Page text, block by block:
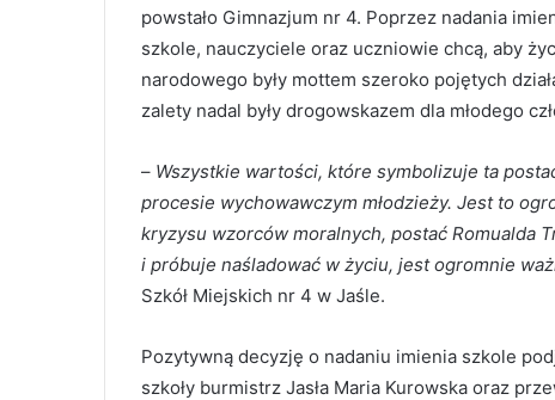
powstało Gimnazjum nr 4. Poprzez nadania
szkole, nauczyciele oraz uczniowie chcą, aby
narodowego były mottem szeroko pojętych
zalety nadal były drogowskazem dla młodego
– Wszystkie wartości, które symbolizuje ta
procesie wychowawczym młodzieży. Jest to
kryzysu wzorców moralnych, postać Romualda
i próbuje naśladować w życiu, jest ogromnie
Szkół Miejskich nr 4 w Jaśle.
Pozytywną decyzję o nadaniu imienia szkole
szkoły burmistrz Jasła Maria Kurowska oraz